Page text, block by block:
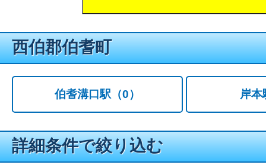
西伯郡伯耆町
伯耆溝口駅 （0） 岸本
詳細条件で絞り込む